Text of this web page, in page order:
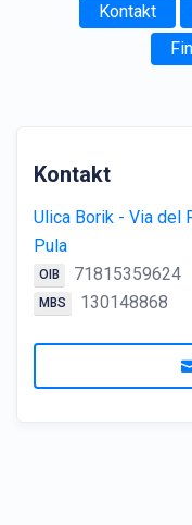
Kontakt
Kontakt
Ulica Borik - Via del
Pula
OIB 71815359624
MBS 130148868